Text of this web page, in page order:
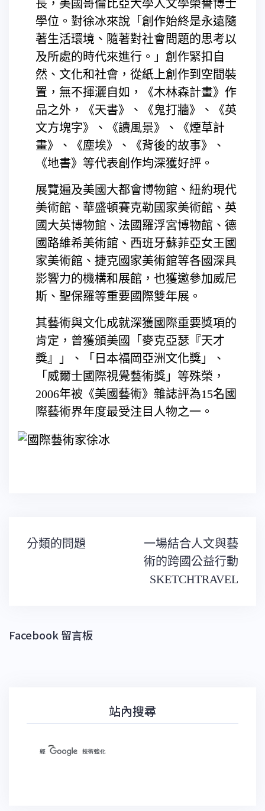
長，美國哥倫比亞大學人文學榮譽博士
學位。對徐冰來說「創作始終是永遠隨
著生活環境、隨著對社會問題的思考以
及所處的時代來進行。」創作緊扣自
然、文化和社會，從紙上創作到空間裝
置，無不揮灑自如，《木林森計畫》作
品之外，《天書》、《鬼打牆》、《英
文方塊字》、《讀風景》、《煙草計
畫》、《塵埃》、《背後的故事》、
《地書》等代表創作均深獲好評。
展覽遍及美國大都會博物館、紐約現代
美術館、華盛頓賽克勒國家美術館、英
國大英博物館、法國羅浮宮博物館、德
國路維希美術館、西班牙蘇菲亞女王國
家美術館、捷克國家美術館等各國深具
影響力的機構和展館，也獲邀參加威尼
斯、聖保羅等重要國際雙年展。
其藝術與文化成就深獲國際重要獎項的
肯定，曾獲頒美國「麥克亞瑟『天才
獎』」、「日本福岡亞洲文化獎」、
「威爾士國際視覺藝術獎」等殊榮，
2006年被《美國藝術》雜誌評為15名國
際藝術界年度最受注目人物之一。
文
章
分類的問題
一場結合人文與藝
術的跨國公益行動
SKETCHTRAVEL
Facebook 留言板
站內搜尋